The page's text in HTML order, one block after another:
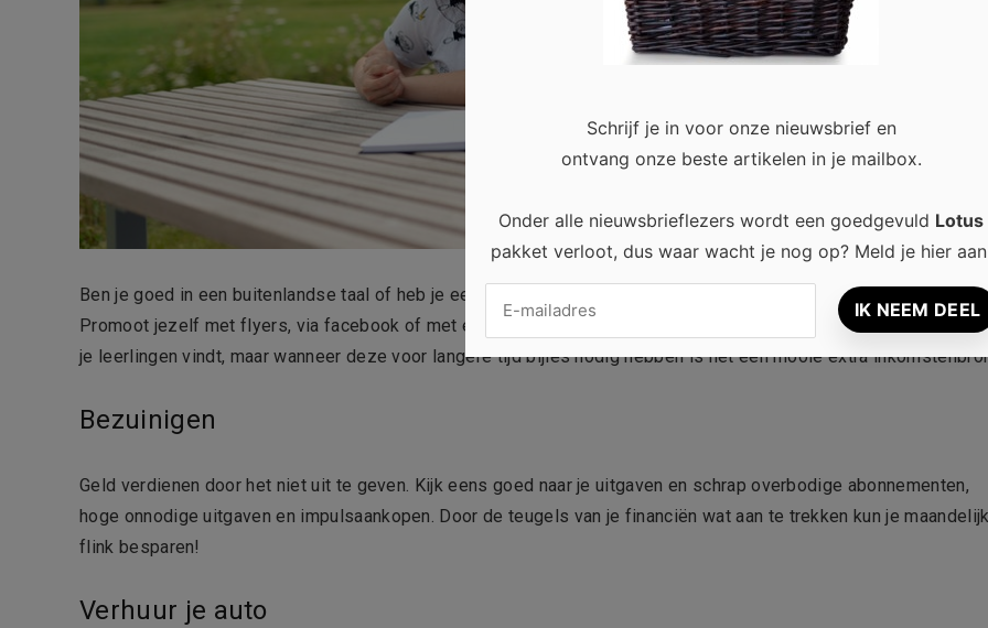
Ben je goed in een buitenlandse taal of heb je een wiskundeknobbel? Start dan met het geven van bijlessen.
Promoot jezelf met flyers, via facebook of met een oproepje in de lokale krant. Het kan misschien even duren
je leerlingen vindt, maar wanneer deze voor langere tijd bijles nodig hebben is het een mooie extra
Bezuinigen
Geld verdienen door het niet uit te geven. Kijk eens goed naar je uitgaven en schrap overbodige abonnementen,
hoge onnodige uitgaven en impulsaankopen. Door de teugels van je financiën wat aan te trekken kun je
flink besparen!
Verhuur je auto
Schrijf je in voor onze nieuwsbrief en
ontvang onze beste artikelen in je mailbox.
Onder alle nieuwsbrieflezers wordt een goedgevuld Lotus
pakket verloot, dus waar wacht je nog op? Meld je hier